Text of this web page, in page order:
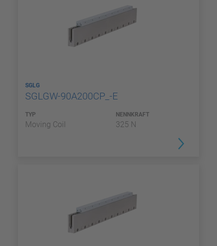
SGLG
SGLGW-90A200CP_-E
TYP
Moving Coil
NENNKRAFT
325 N